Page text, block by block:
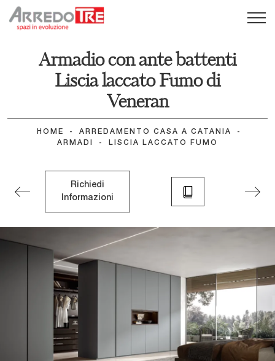
Armadio con ante battenti
Liscia laccato Fumo di
Veneran
HOME - ARREDAMENTO CASA A CATANIA
-
ARMADI
- LISCIA LACCATO FUMO
Richiedi
Informazioni